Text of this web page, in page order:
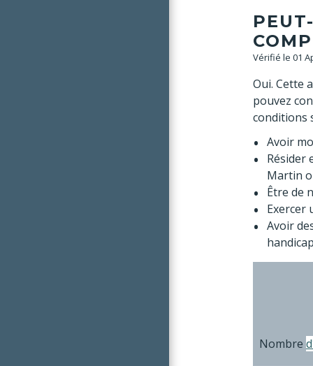
Vérifié le 01
Oui. Cette
pouvez
conditions
Avoir
Résider
Martin
Être de
Exercer
Avoir
Nombre